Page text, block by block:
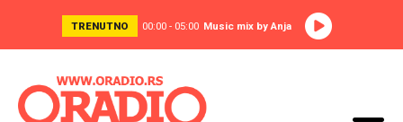
TRENUTNO 00:00 - 05:00 Music mix by Anja